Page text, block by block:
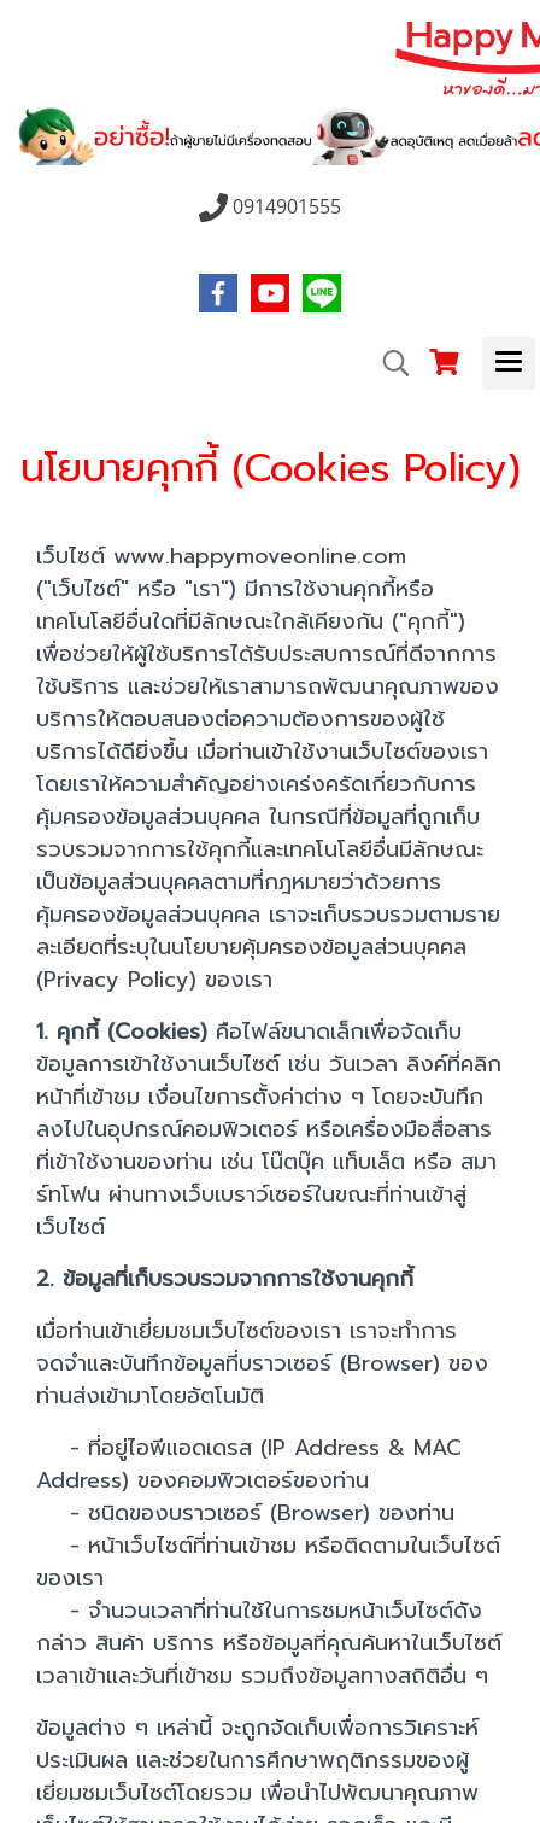
0914901555
นโยบายคุกกี้ (Cookies Policy)
เว็บไซต์ www.happymoveonline.com
("เว็บไซต์" หรือ "เรา") มีการใช้งานคุกกี้หรือ
เทคโนโลยีอื่นใดที่มีลักษณะใกล้เคียงกัน ("คุกกี้")
เพื่อช่วยให้ผู้ใช้บริการได้รับประสบการณ์ที่ดีจากการ
ใช้บริการ และช่วยให้เราสามารถพัฒนาคุณภาพของ
บริการให้ตอบสนองต่อความต้องการของผู้ใช้
บริการได้ดียิ่งขึ้น เมื่อท่านเข้าใช้งานเว็บไซต์ของเรา
โดยเราให้ความสำคัญอย่างเคร่งครัดเกี่ยวกับการ
คุ้มครองข้อมูลส่วนบุคคล ในกรณีที่ข้อมูลที่ถูกเก็บ
รวบรวมจากการใช้คุกกี้และเทคโนโลยีอื่นมีลักษณะ
เป็นข้อมูลส่วนบุคคลตามที่กฎหมายว่าด้วยการ
คุ้มครองข้อมูลส่วนบุคคล เราจะเก็บรวบรวมตามราย
ละเอียดที่ระบุในนโยบายคุ้มครองข้อมูลส่วนบุคคล
(Privacy Policy) ของเรา
1. คุกกี้ (Cookies) คือไฟล์ขนาดเล็กเพื่อจัดเก็บ
ข้อมูลการเข้าใช้งานเว็บไซต์ เช่น วันเวลา ลิงค์ที่คลิก
หน้าที่เข้าชม เงื่อนไขการตั้งค่าต่าง ๆ โดยจะบันทึก
ลงไปในอุปกรณ์คอมพิวเตอร์ หรือเครื่องมือสื่อสาร
ที่เข้าใช้งานของท่าน เช่น โน๊ตบุ๊ค แท็บเล็ต หรือ สมา
ร์ทโฟน ผ่านทางเว็บเบราว์เซอร์ในขณะที่ท่านเข้าสู่
เว็บไซต์
2. ข้อมูลที่เก็บรวบรวมจากการใช้งานคุกกี้
เมื่อท่านเข้าเยี่ยมชมเว็บไซต์ของเรา เราจะทำการ
จดจำและบันทึกข้อมูลที่บราวเซอร์ (Browser) ของ
ท่านส่งเข้ามาโดยอัตโนมัติ
- ที่อยู่ไอพีแอดเดรส (IP Address & MAC
Address) ของคอมพิวเตอร์ของท่าน
- ชนิดของบราวเซอร์ (Browser) ของท่าน
- หน้าเว็บไซต์ที่ท่านเข้าชม หรือติดตามในเว็บไซต์
ของเรา
- จำนวนเวลาที่ท่านใช้ในการชมหน้าเว็บไซต์ดัง
กล่าว สินค้า บริการ หรือข้อมูลที่คุณค้นหาในเว็บไซต์
เวลาเข้าและวันที่เข้าชม รวมถึงข้อมูลทางสถิติอื่น ๆ
ข้อมูลต่าง ๆ เหล่านี้ จะถูกจัดเก็บเพื่อการวิเคราะห์
ประเมินผล และช่วยในการศึกษาพฤติกรรมของผู้
เยี่ยมชมเว็บไซต์โดยรวม เพื่อนำไปพัฒนาคุณภาพ